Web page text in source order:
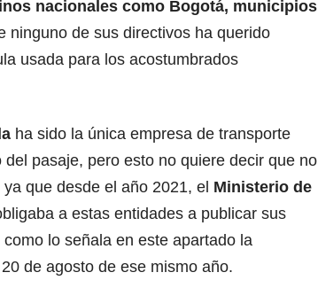
nacionales como Bogotá, municipios
ninguno de sus directivos ha querido
usada para los acostumbrados
ha sido la única empresa de transporte
pasaje, pero esto no quiere decir que no
que desde el año 2021, el Ministerio de
a estas entidades a publicar sus
lo señala en este apartado la
de agosto de ese mismo año.